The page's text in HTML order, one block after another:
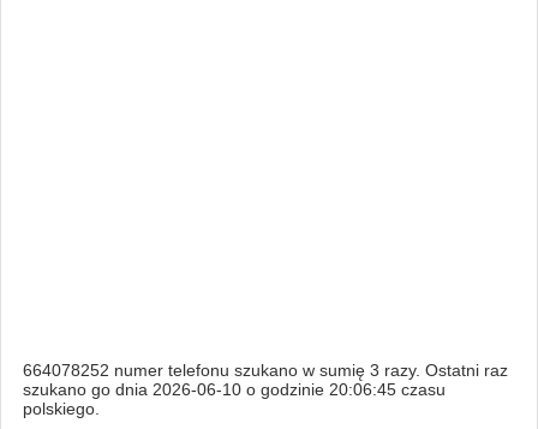
664078252 numer telefonu szukano w sumię 3 razy. Ostatni raz
szukano go dnia 2026-06-10 o godzinie 20:06:45 czasu
polskiego.